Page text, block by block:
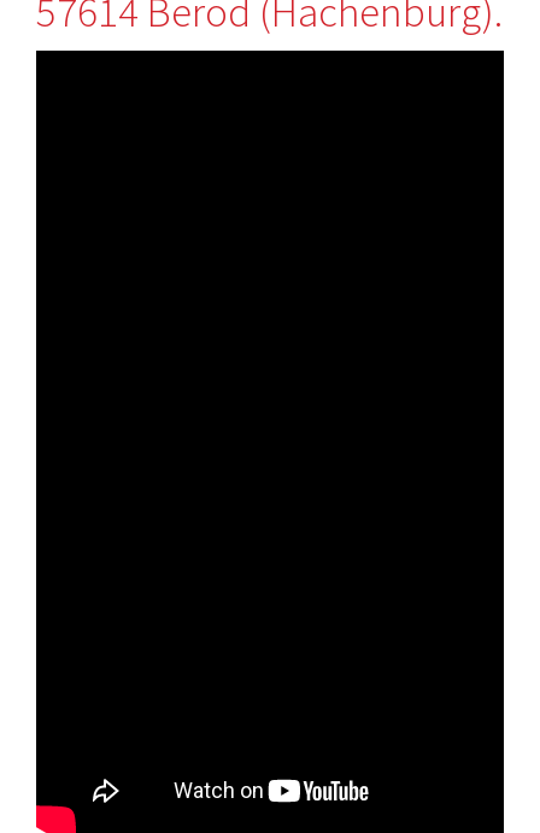
57614 Berod (Hachenburg).